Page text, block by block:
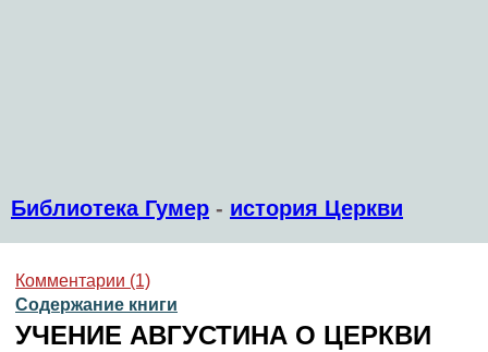
Библиотека Гумер - история Церкви
Комментарии (1)
Содержание книги
УЧЕНИЕ АВГУСТИНА О ЦЕРКВИ